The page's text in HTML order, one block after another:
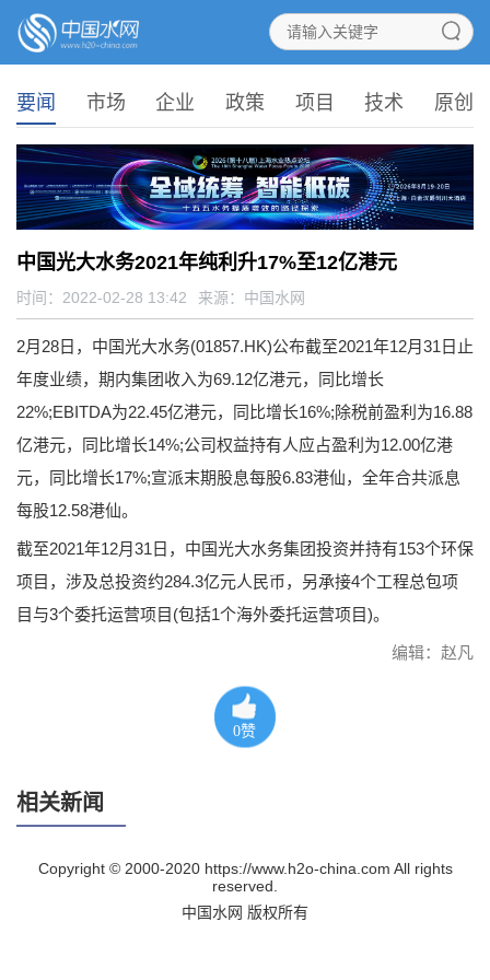
要闻 市场 企业 政策 项目 技术 原创
中国光大水务2021年纯利升17%至12亿港元
时间：2022-02-28 13:42 来源： 中国水网
2月28日，中国光大水务(01857.HK)公布截至2021年12月31日止
年度业绩，期内集团收入为69.12亿港元，同比增长
22%;EBITDA为22.45亿港元，同比增长16%;除税前盈利为16.88
亿港元，同比增长14%;公司权益持有人应占盈利为12.00亿港
元，同比增长17%;宣派末期股息每股6.83港仙，全年合共派息
每股12.58港仙。
截至2021年12月31日，中国光大水务集团投资并持有153个环保
项目，涉及总投资约284.3亿元人民币，另承接4个工程总包项
目与3个委托运营项目(包括1个海外委托运营项目)。
编辑：赵凡
0赞
相关新闻
Copyright © 2000-2020 https://www.h2o-china.com All rights
reserved.
中国水网 版权所有